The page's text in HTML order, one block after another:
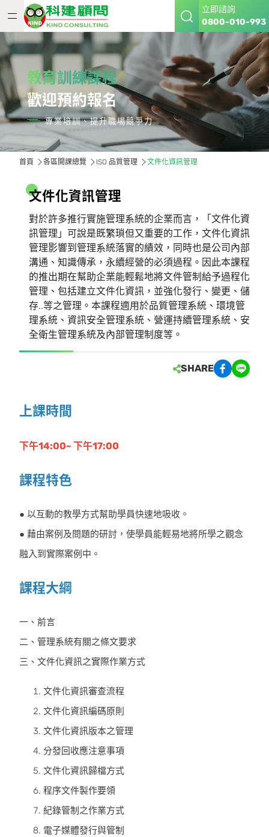
立即諮詢
0800-010-993
教育訓練課程
歡迎預約報名
專業培訓、提升職場競爭力
首頁 各區開課總覽 ISO 品質管理 文件化資訊管理
文件化資訊管理
對於許多推行實施管理系統的企業而言，「文件化資
訊管理」可說是既繁瑣但又重要的工作，文件化資訊
管理影響到管理系統落實的績效，同時也是公司內部
溝通、知識傳承，永續經營的必須過程。因此本課程
的推出期在幫助企業能輕鬆地將文件管制給予過程化
管理、包括建立文件化資訊，並強化發行、變更、儲
存..等之管理。本課程適用於品質管理系統、環境管
理系統、資訊安全管理系統、營運持續管理系統、安
全衛生管理系統及內部管理制度等。
SHARE
上課時間
下午14:00~ 下午17:00
課程特色
● 以互動的教學方式幫助學員快速地吸收。
● 藉由案例及問題的研討，使學員能輕易地將所學之觀念
融入到實際案例中。
課程大綱
一、前言
二、管理系統有關之條文要求
三、文件化資訊之實際作業方式
文件化資訊審查流程
文件化資訊編碼原則
文件化資訊版本之管理
分發回收應注意事項
文件化資訊歸檔方式
程序文件製作要領
紀錄管制之作業方式
電子媒體發行與管制